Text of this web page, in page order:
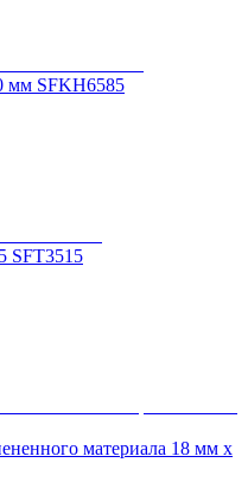
мм SFKH6585
SFT3515
материала 18 мм x